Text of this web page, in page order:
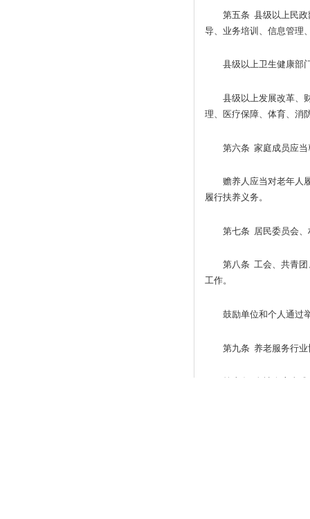
第五条 县级以上民
导、业务培训、信息管理
县级以上卫生健康部
县级以上发展改革、
理、医疗保障、体育、消
第六条 家庭成员应
赡养人应当对老年人
履行扶养义务。
第七条 居民委员会
第八条 工会、共青
工作。
鼓励单位和个人通过
第九条 养老服务行
第十条 全社会应当